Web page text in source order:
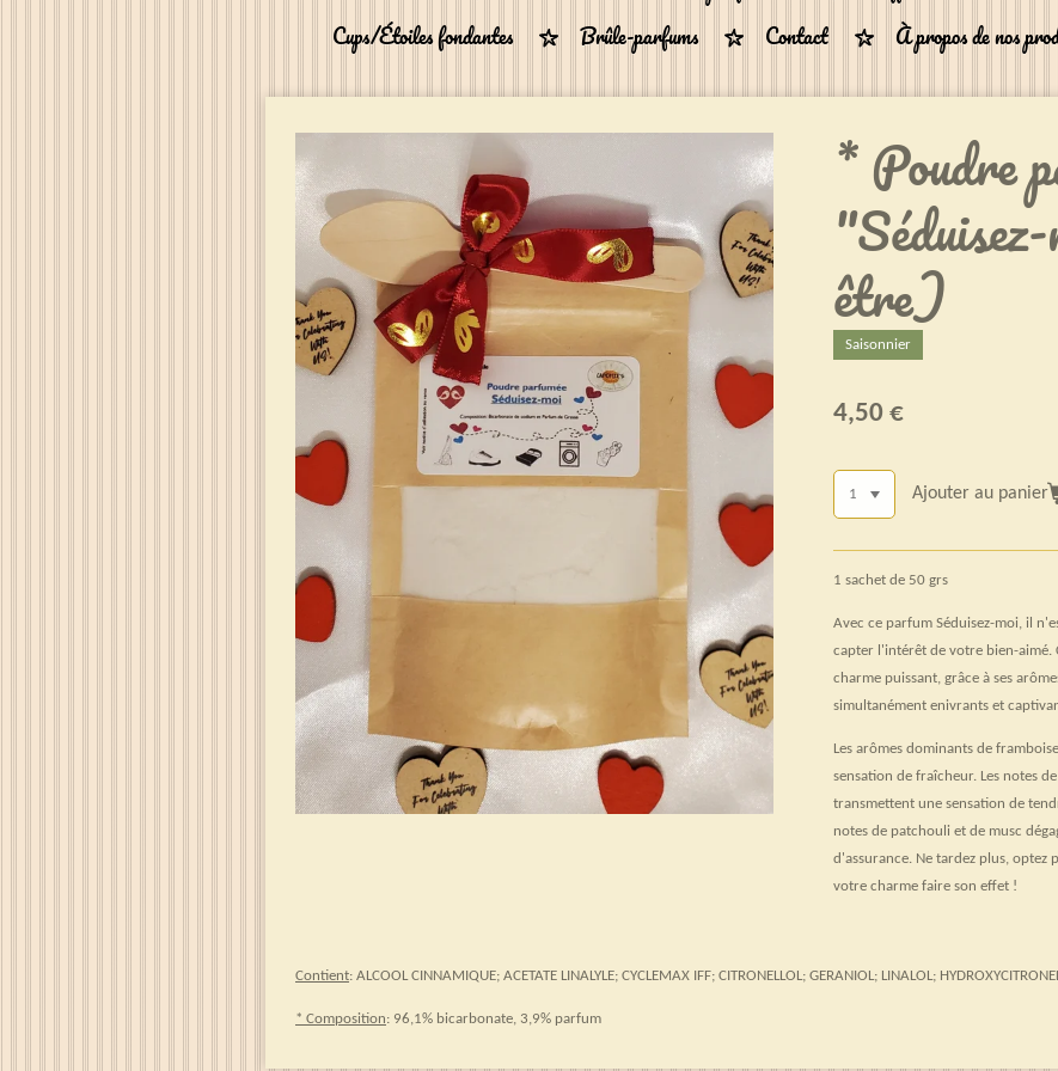
Cups/Étoiles fondantes
Brûle-parfums Contact À propos de nos
* Poudre
être)
Saisonnier
4,50 €
Ajouter au panier
1 sachet de 50 grs
Avec ce parfum Séduisez-moi, il
capter l'intérêt de votre bien-aimé.
charme puissant, grâce à ses
simultanément enivrants et
Les arômes dominants de
sensation de fraîcheur. Les notes
transmettent une sensation de
notes de patchouli et de musc
d'assurance. Ne tardez plus, optez
votre charme faire son effet !
Contient: ALCOOL CINNAMIQUE; ACETATE LINALYLE; CYCLEMAX IFF; CITRONELLOL; GERANIOL; LINALOL;
* Composition: 96,1% bicarbonate, 3,9% parfum